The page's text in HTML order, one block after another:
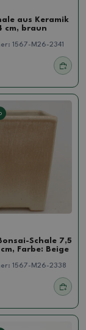
aus Keramik
cm, braun
1567-M26-2341
Schale 7,5
Farbe: Beige
1567-M26-2338